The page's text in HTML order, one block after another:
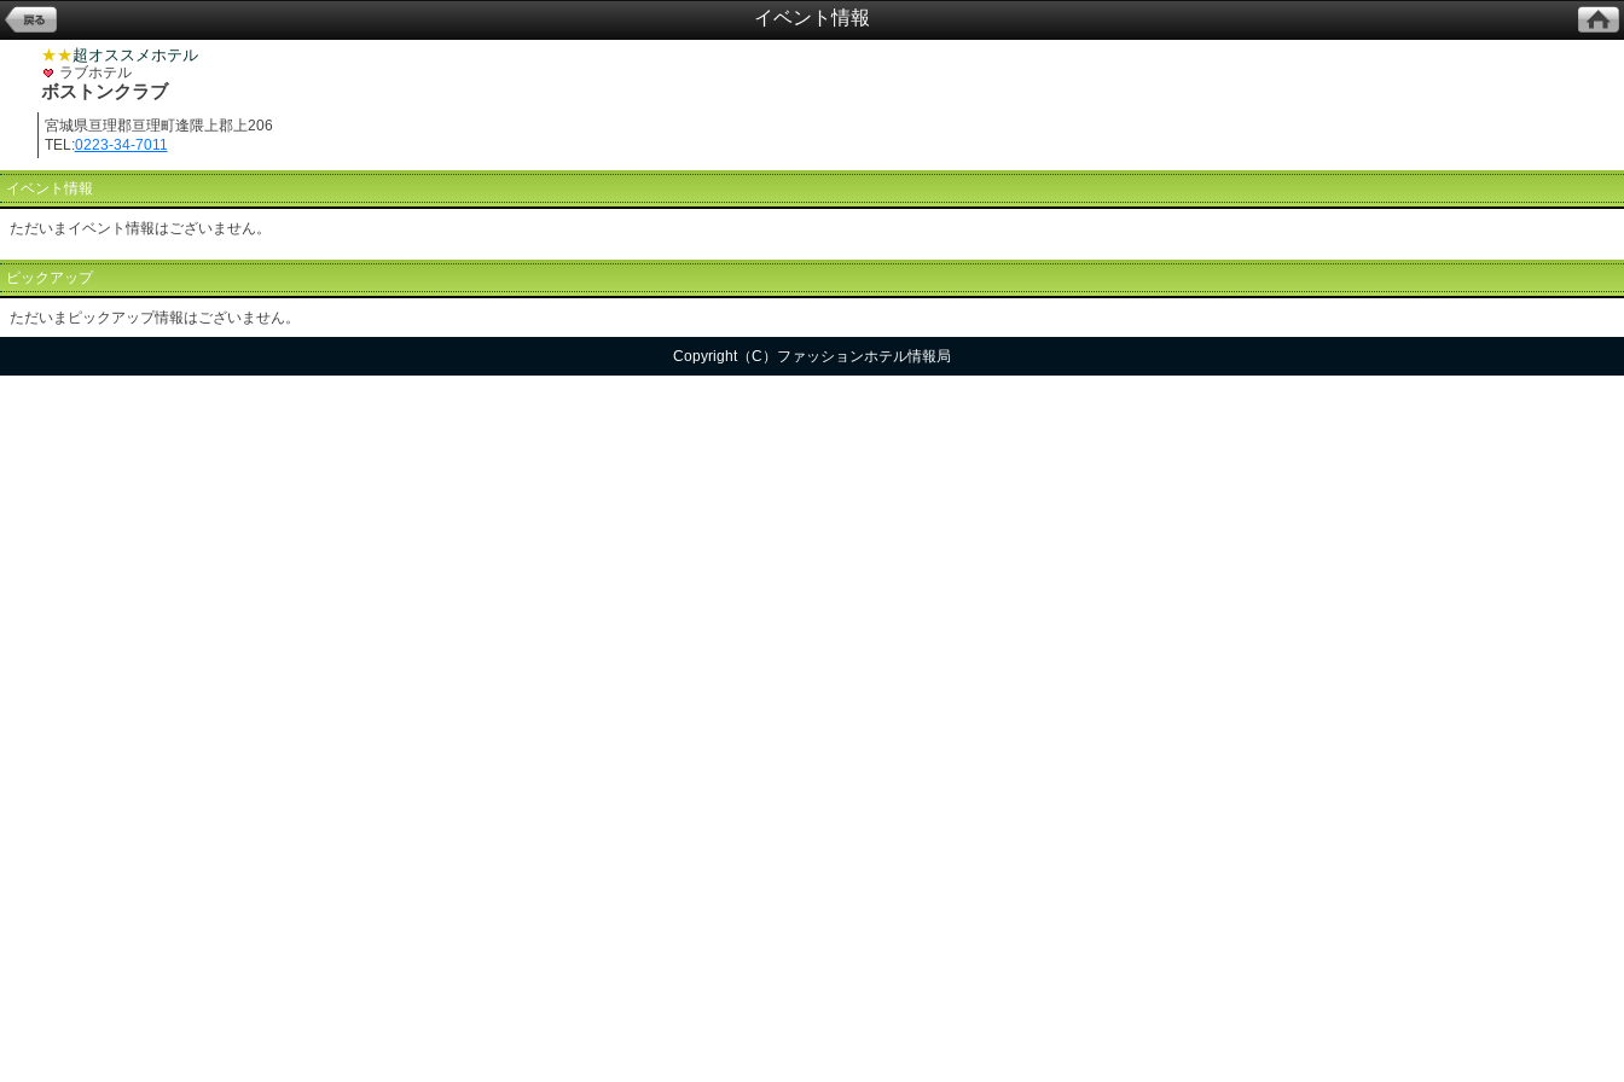
イベント情報
★★超オススメホテル
ラブホテル
ボストンクラブ
宮城県亘理郡亘理町逢隈上郡上206
TEL:0223-34-7011
イベント情報
ただいまイベント情報はございません。
ピックアップ
ただいまピックアップ情報はございません。
Copyright（C）ファッションホテル情報局